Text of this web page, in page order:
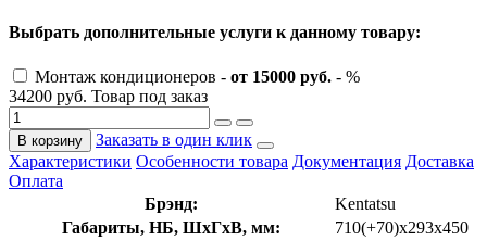
Выбрать дополнительные услуги к данному товару:
Монтаж кондиционеров - от 15000 руб. - %
34200 руб. Товар под заказ
В корзину
Заказать в один клик
Характеристики Особенности товара Документация Доставка
Оплата
Брэнд:
Kentatsu
Габариты, НБ, ШхГхВ, мм:
710(+70)x293x450